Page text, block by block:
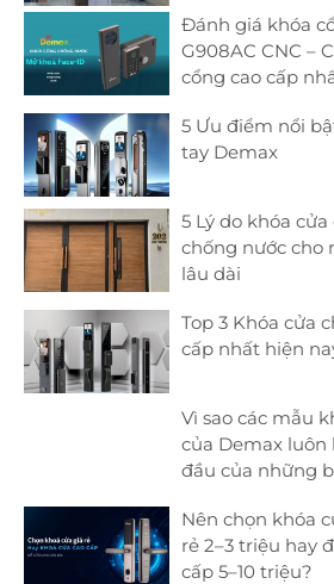
Đánh giá khóa
G908AC CNC –
cổng cao cấp
5 Ưu điểm nổi
tay Demax
5 Lý do khóa
chống nước cho
lâu dài
Top 3 Khóa cửa
cấp nhất hiện
Vì sao các mẫu
của Demax luôn
đầu của những
Nên chọn khóa
rẻ 2–3 triệu hay
cấp 5–10 triệu?